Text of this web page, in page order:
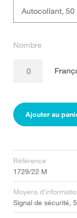
Autocollant, 50
Nombre
Ajouter au
Référence
1729/22 M
Moyens
Signal de sécurité,